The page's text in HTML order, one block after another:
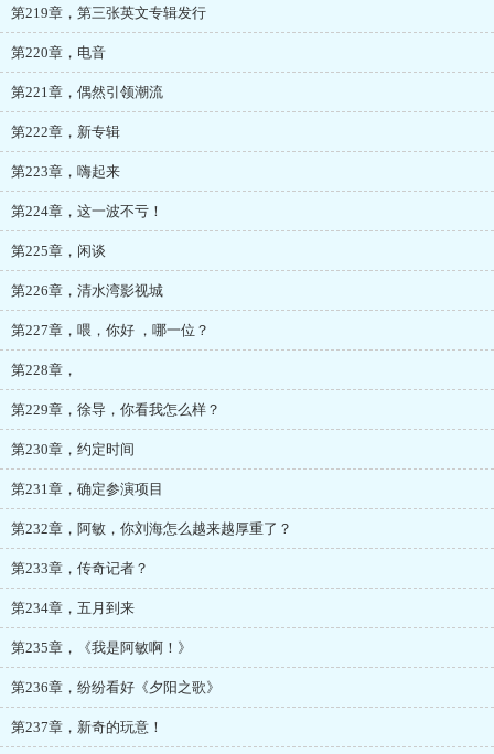
第219章，第三张英文专辑发行
第220章，电音
第221章，偶然引领潮流
第222章，新专辑
第223章，嗨起来
第224章，这一波不亏！
第225章，闲谈
第226章，清水湾影视城
第227章，喂，你好 ，哪一位？
第228章，
第229章，徐导，你看我怎么样？
第230章，约定时间
第231章，确定参演项目
第232章，阿敏，你刘海怎么越来越厚重了？
第233章，传奇记者？
第234章，五月到来
第235章，《我是阿敏啊！》
第236章，纷纷看好《夕阳之歌》
第237章，新奇的玩意！